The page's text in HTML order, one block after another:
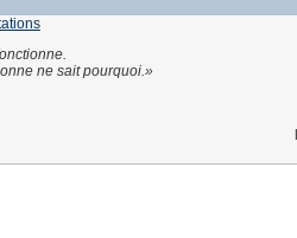
ne sait pourquoi.